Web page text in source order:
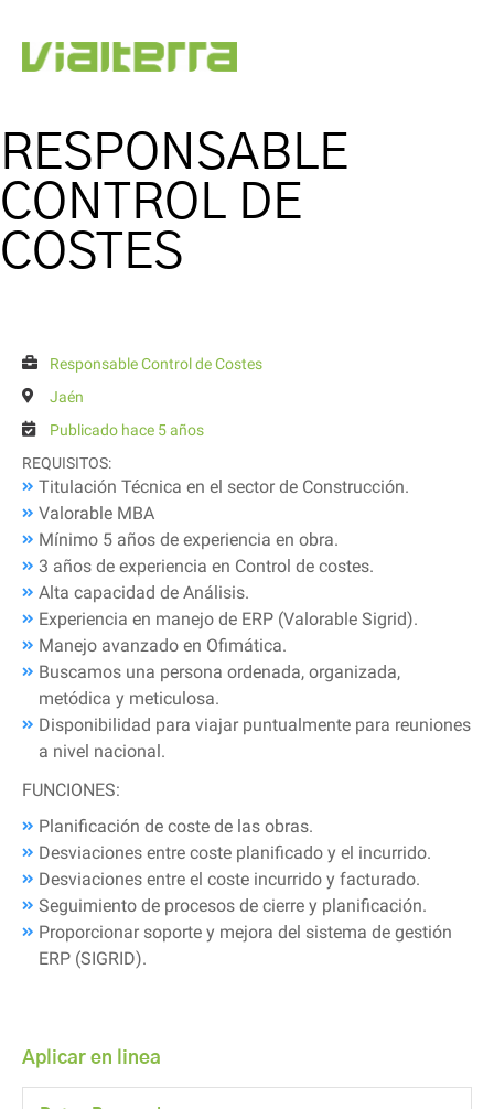
RESPONSABLE
CONTROL DE
COSTES
Responsable Control de Costes
Jaén
Publicado hace 5 años
REQUISITOS:
Titulación Técnica en el sector de Construcción.
Valorable MBA
Mínimo 5 años de experiencia en obra.
3 años de experiencia en Control de costes.
Alta capacidad de Análisis.
Experiencia en manejo de ERP (Valorable Sigrid).
Manejo avanzado en Ofimática.
Buscamos una persona ordenada, organizada,
metódica y meticulosa.
Disponibilidad para viajar puntualmente para reuniones
a nivel nacional.
FUNCIONES:
Planificación de coste de las obras.
Desviaciones entre coste planificado y el incurrido.
Desviaciones entre el coste incurrido y facturado.
Seguimiento de procesos de cierre y planificación.
Proporcionar soporte y mejora del sistema de gestión
ERP (SIGRID).
Aplicar en linea